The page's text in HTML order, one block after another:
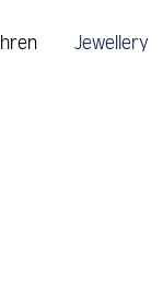
Jewellery